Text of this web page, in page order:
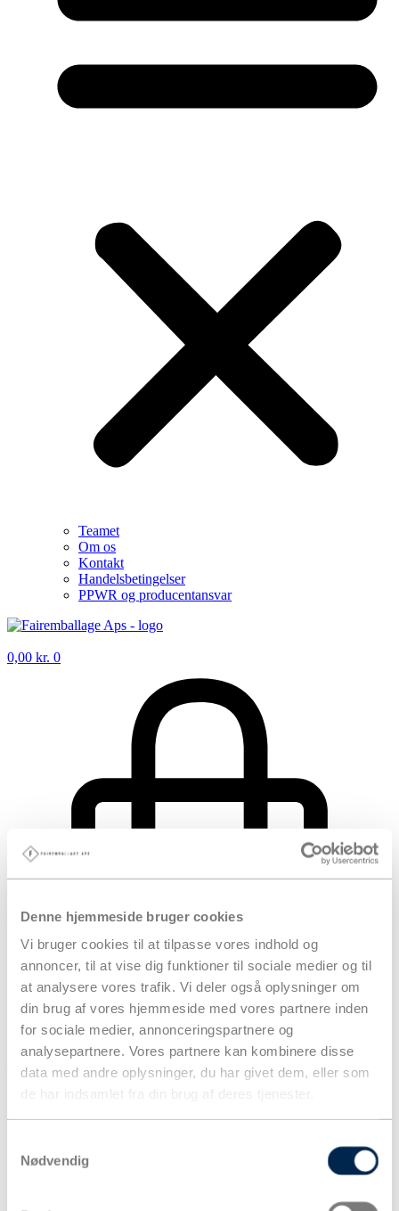
Denne hjemmeside bruger cookies
Vi bruger cookies til at tilpasse vores indhold og
annoncer, til at vise dig funktioner til sociale medier og til
at analysere vores trafik. Vi deler også oplysninger om
din brug af vores hjemmeside med vores partnere inden
for sociale medier, annonceringspartnere og
analysepartnere. Vores partnere kan kombinere disse
data med andre oplysninger, du har givet dem, eller som
de har indsamlet fra din brug af deres tjenester.
Nødvendig
Teamet
Om os
Kontakt
Handelsbetingelser
PPWR og producentansvar
0,00 kr. 0
Produkter